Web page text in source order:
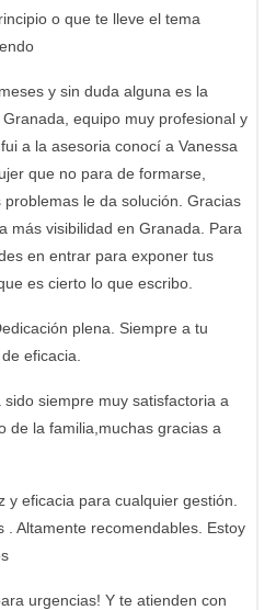
o que te lleve el tema
y sin duda alguna es la
equipo muy profesional y
a la asesoria conocí a Vanessa
que no para de formarse,
le da solución. Gracias
más visibilidad en Granada. Para
en entrar para exponer tus
es cierto lo que escribo.
plena. Siempre a tu
eficacia.
siempre muy satisfactoria a
de la familia,muchas gracias a
y eficacia para cualquier gestión.
. Altamente recomendables. Estoy
urgencias! Y te atienden con